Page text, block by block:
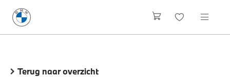
Terug naar overzicht